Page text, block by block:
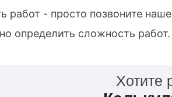
работ - просто позвоните
определить сложность работ.
Хотите